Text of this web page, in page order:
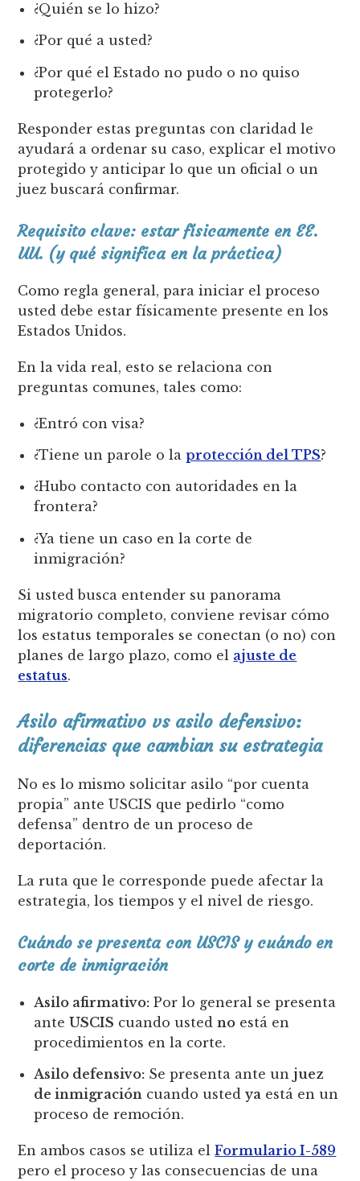
¿Quién se lo hizo?
¿Por qué a usted?
¿Por qué el Estado no pudo o no quiso
protegerlo?
Responder estas preguntas con claridad le
ayudará a ordenar su caso, explicar el motivo
protegido y anticipar lo que un oficial o un
juez buscará confirmar.
Requisito clave: estar físicamente en EE.
UU. (y qué significa en la práctica)
Como regla general, para iniciar el proceso
usted debe estar físicamente presente en los
Estados Unidos.
En la vida real, esto se relaciona con
preguntas comunes, tales como:
¿Entró con visa?
¿Tiene un parole o laprotección del TPS?
¿Hubo contacto con autoridades en la
frontera?
¿Ya tiene un caso en la corte de
inmigración?
Si usted busca entender su panorama
migratorio completo, conviene revisar cómo
los estatus temporales se conectan (o no) con
planes de largo plazo, como el ajuste de
estatus.
Asilo afirmativo vs asilo defensivo:
diferencias que cambian su estrategia
No es lo mismo solicitar asilo “por cuenta
propia” ante USCIS que pedirlo “como
defensa” dentro de un proceso de
deportación.
La ruta que le corresponde puede afectar la
estrategia, los tiempos y el nivel de riesgo.
Cuándo se presenta con USCIS y cuándo en
corte de inmigración
Asilo afirmativo: Por lo general se presenta
anteUSCIS cuando ustedno está en
procedimientos en la corte.
Asilo defensivo: Se presenta ante unjuez
de inmigración cuando ustedya está en un
proceso de remoción.
En ambos casos se utiliza elFormulario I-589
pero el proceso y las consecuencias de una